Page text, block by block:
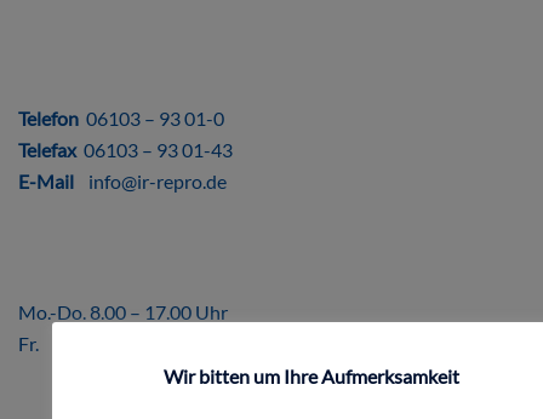
Telefon 06103 – 93 01-0
Telefax06103 – 93 01-43
E-Mail
info@ir-repro.de
Mo.-Do. 8.00 – 17.00 Uhr
Fr. 8.00 – 16.00 Uhr
Wir bitten um Ihre Aufmerksamkeit